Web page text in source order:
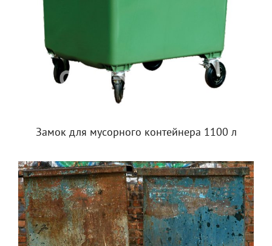
Замок для мусорного контейнера 1100 л